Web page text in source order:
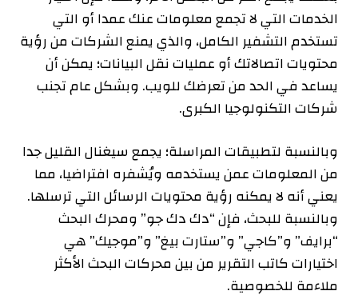
الخدمات التي لا تجمع معلومات عنك عمدا أو التي
تستخدم التشفير الكامل، والذي يمنع الشركات من رؤية
محتويات اتصالاتك أو عمليات نقل البيانات؛ يمكن أن
يساعد في الحد من تعرضك للويب. وبشكل عام تجنب
شركات التكنولوجيا الكبرى.
وبالنسبة لتطبيقات المراسلة؛ يجمع سيغنال القليل جدا
من المعلومات عمن يستخدمه ويُشفره افتراضيا، مما
يعني أنه لا يمكنه رؤية محتويات الرسائل التي ترسلها.
وبالنسبة للبحث، فإن “دك دك جو” ومحرك البحث
“برايف” و”كاجي” و”ستارت بيغ” و”موجيك” هي
اختيارات كاتب التقرير من بين محركات البحث الأكثر
ملاءمة للخصوصية.